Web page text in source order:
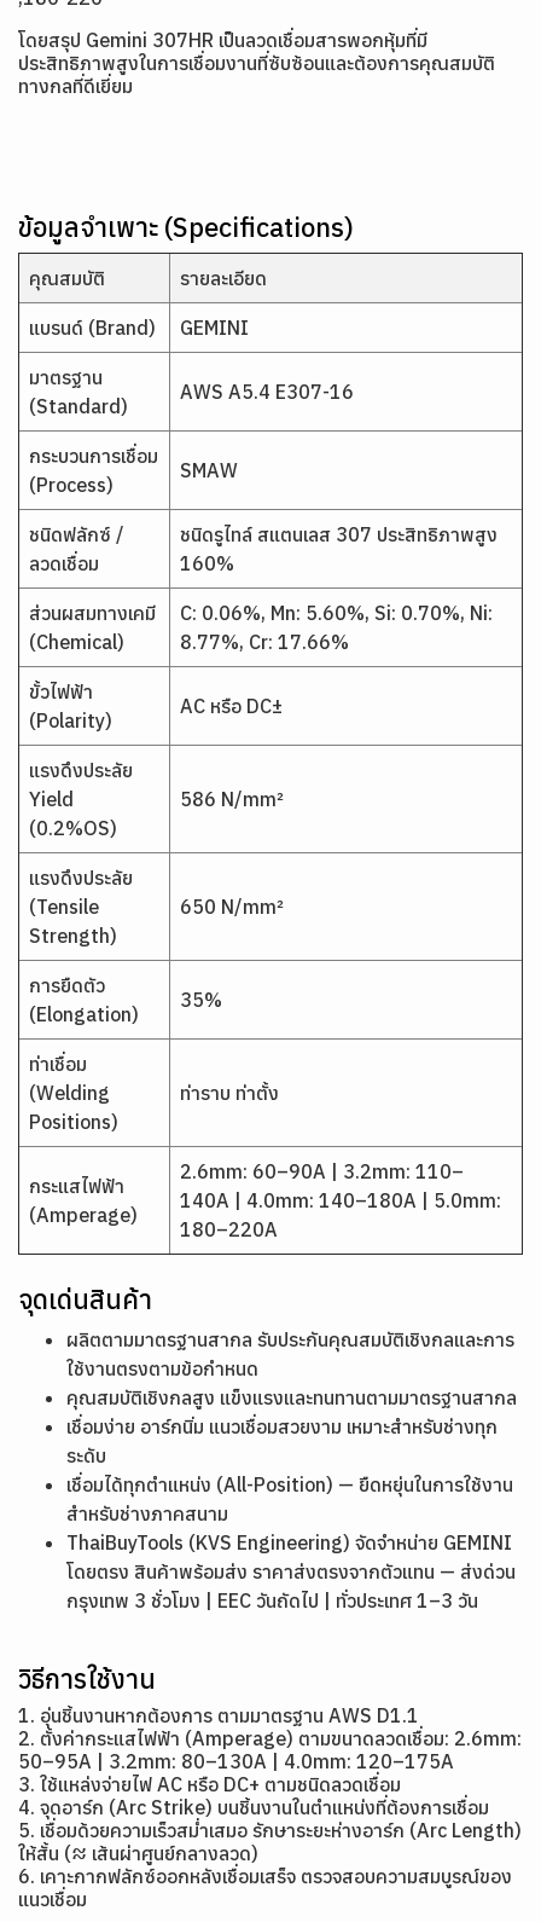
โดยสรุป Gemini 307HR เป็นลวดเชื่อมสารพอกหุ้มที่มี
ประสิทธิภาพสูงในการเชื่อมงานที่ซับซ้อนและต้องการคุณสมบัติ
ทางกลที่ดีเยี่ยม
ข้อมูลจำเพาะ (Specifications)
คุณสมบัติ รายละเอียด
แบรนด์ (Brand) GEMINI
มาตรฐาน
(Standard)
AWS A5.4 E307-16
กระบวนการเชื่อม
(Process)
SMAW
ชนิดฟลักซ์ /
ลวดเชื่อม
ชนิดรูไทล์ สแตนเลส 307 ประสิทธิภาพสูง
160%
ส่วนผสมทางเคมี
(Chemical)
C: 0.06%, Mn: 5.60%, Si: 0.70%, Ni:
8.77%, Cr: 17.66%
ขั้วไฟฟ้า
(Polarity)
AC หรือ DC±
แรงดึงประลัย
Yield
(0.2%OS)
586 N/mm²
แรงดึงประลัย
(Tensile
Strength)
650 N/mm²
การยืดตัว
(Elongation)
35%
ท่าเชื่อม
(Welding
Positions)
ท่าราบ ท่าตั้ง
กระแสไฟฟ้า
(Amperage)
2.6mm: 60–90A | 3.2mm: 110–
140A | 4.0mm: 140–180A | 5.0mm:
180–220A
จุดเด่นสินค้า
ผลิตตามมาตรฐานสากล รับประกันคุณสมบัติเชิงกลและการ
ใช้งานตรงตามข้อกำหนด
คุณสมบัติเชิงกลสูง แข็งแรงและทนทานตามมาตรฐานสากล
เชื่อมง่าย อาร์กนิ่ม แนวเชื่อมสวยงาม เหมาะสำหรับช่างทุก
ระดับ
เชื่อมได้ทุกตำแหน่ง (All-Position) — ยืดหยุ่นในการใช้งาน
สำหรับช่างภาคสนาม
ThaiBuyTools (KVS Engineering) จัดจำหน่าย GEMINI
โดยตรง สินค้าพร้อมส่ง ราคาส่งตรงจากตัวแทน — ส่งด่วน
กรุงเทพ 3 ชั่วโมง | EEC วันถัดไป | ทั่วประเทศ 1–3 วัน
วิธีการใช้งาน
1. อุ่นชิ้นงานหากต้องการ ตามมาตรฐาน AWS D1.1
2. ตั้งค่ากระแสไฟฟ้า (Amperage) ตามขนาดลวดเชื่อม: 2.6mm:
50–95A | 3.2mm: 80–130A | 4.0mm: 120–175A
3. ใช้แหล่งจ่ายไฟ AC หรือ DC+ ตามชนิดลวดเชื่อม
4. จุดอาร์ก (Arc Strike) บนชิ้นงานในตำแหน่งที่ต้องการเชื่อม
5. เชื่อมด้วยความเร็วสม่ำเสมอ รักษาระยะห่างอาร์ก (Arc Length)
ให้สั้น (≈ เส้นผ่าศูนย์กลางลวด)
6. เคาะกากฟลักซ์ออกหลังเชื่อมเสร็จ ตรวจสอบความสมบูรณ์ของ
แนวเชื่อม